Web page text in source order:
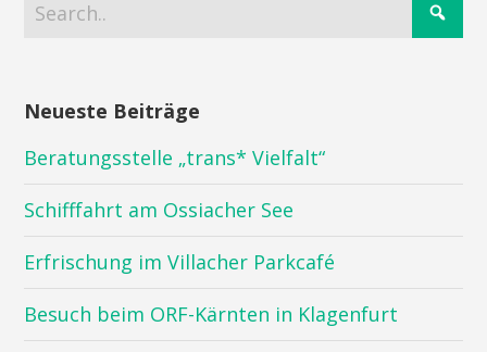
Neueste Beiträge
Beratungsstelle „trans* Vielfalt“
Schifffahrt am Ossiacher See
Erfrischung im Villacher Parkcafé
Besuch beim ORF-Kärnten in Klagenfurt